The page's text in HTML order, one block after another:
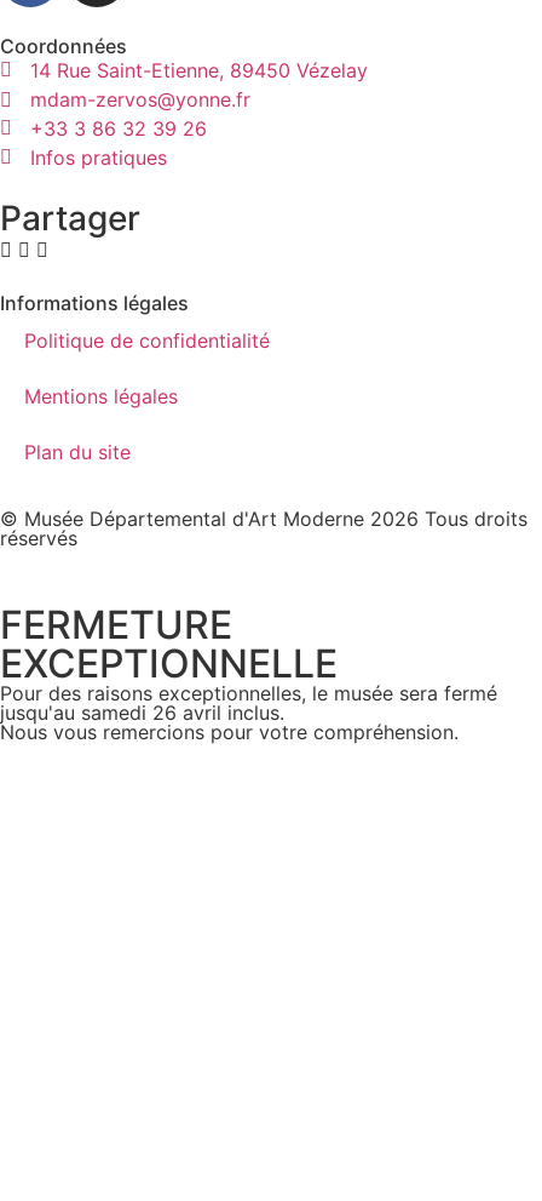
Coordonnées
14 Rue Saint-Etienne, 89450 Vézelay
mdam-zervos@yonne.fr
+33 3 86 32 39 26
Infos pratiques
Partager
Informations légales
Politique de confidentialité
Mentions légales
Plan du site
© Musée Départemental d'Art Moderne 2026 Tous droits
réservés
FERMETURE
EXCEPTIONNELLE
Pour des raisons exceptionnelles, le musée sera fermé
jusqu'au samedi 26 avril inclus.
Nous vous remercions pour votre compréhension.